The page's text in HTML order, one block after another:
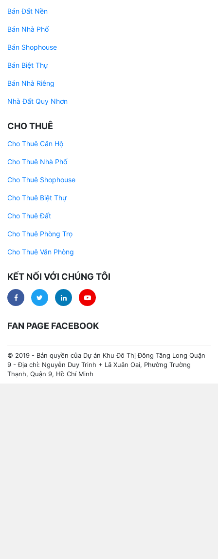
Bán Đất Nền
Bán Nhà Phố
Bán Shophouse
Bán Biệt Thự
Bán Nhà Riêng
Nhà Đất Quy Nhơn
CHO THUÊ
Cho Thuê Căn Hộ
Cho Thuê Nhà Phố
Cho Thuê Shophouse
Cho Thuê Biệt Thự
Cho Thuê Đất
Cho Thuê Phòng Trọ
Cho Thuê Văn Phòng
KẾT NỐI VỚI CHÚNG TÔI
FAN PAGE FACEBOOK
© 2019 - Bản quyền của Dự án Khu Đô Thị Đông Tăng Long Quận
9 - Địa chỉ: Nguyễn Duy Trinh + Lã Xuân Oai, Phường Trường
Thạnh, Quận 9, Hồ Chí Minh